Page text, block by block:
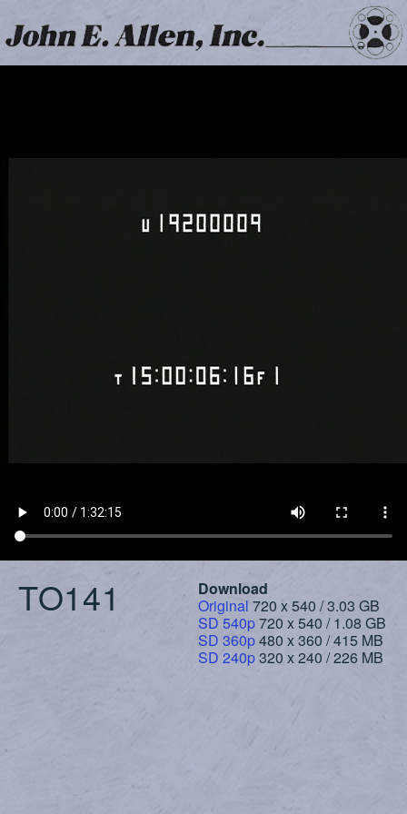
TO141
Download
Original 720 x 540 / 3.03 GB
SD 540p720 x 540 / 1.08 GB
SD 360p480 x 360 / 415 MB
SD 240p320 x 240 / 226 MB